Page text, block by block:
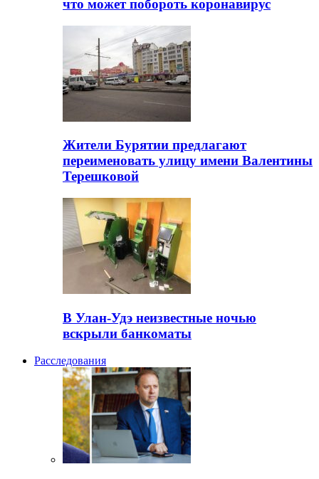
что может побороть коронавирус
Жители Бурятии предлагают
переименовать улицу имени Валентины
Терешковой
В Улан-Удэ неизвестные ночью
вскрыли банкоматы
Расследования